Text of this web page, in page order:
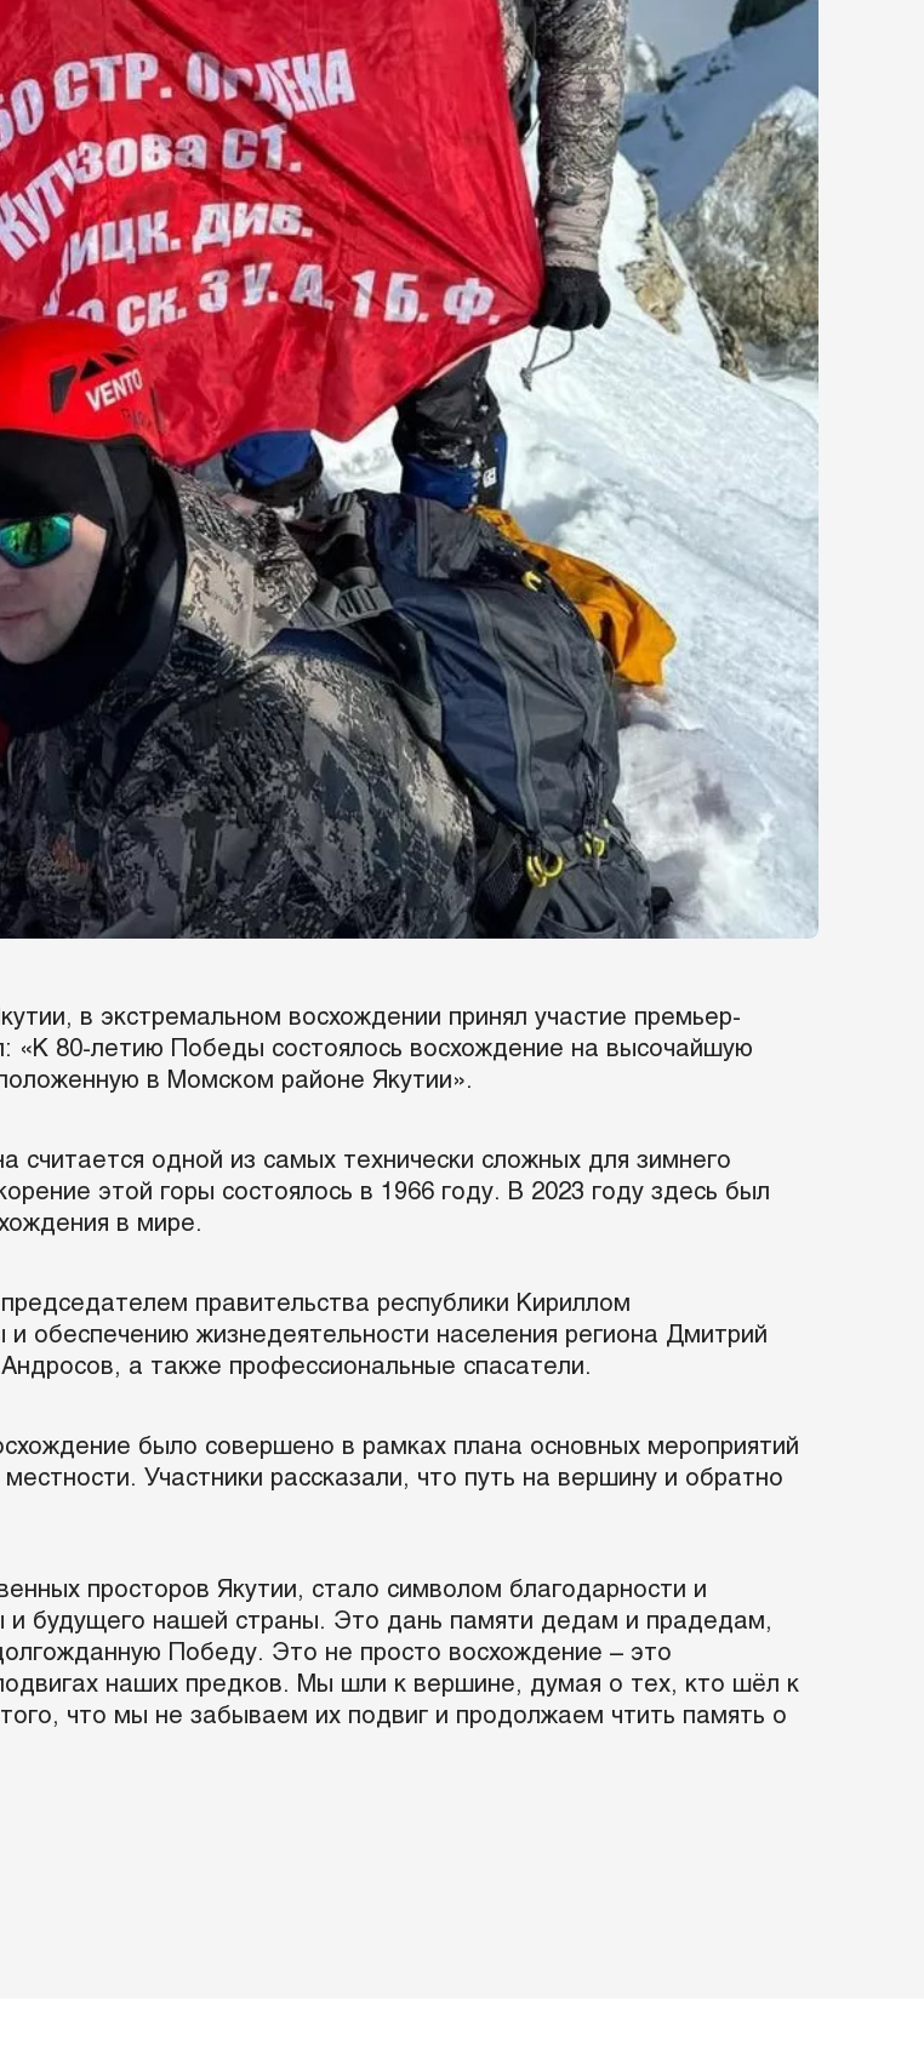
в экстремальном восхождении принял участие премьер-
«К 80-летию Победы состоялось восхождение на высочайшую
в Момском районе Якутии».
одной из самых технически сложных для зимнего
этой горы состоялось в 1966 году. В 2023 году здесь был
в мире.
правительства республики Кириллом
обеспечению жизнедеятельности населения региона Дмитрий
а также профессиональные спасатели.
было совершено в рамках плана основных мероприятий
Участники рассказали, что путь на вершину и обратно
просторов Якутии, стало символом благодарности и
и будущего нашей страны. Это дань памяти дедам и прадедам,
Победу. Это не просто восхождение – это
наших предков. Мы шли к вершине, думая о тех, кто шёл к
что мы не забываем их подвиг и продолжаем чтить память о